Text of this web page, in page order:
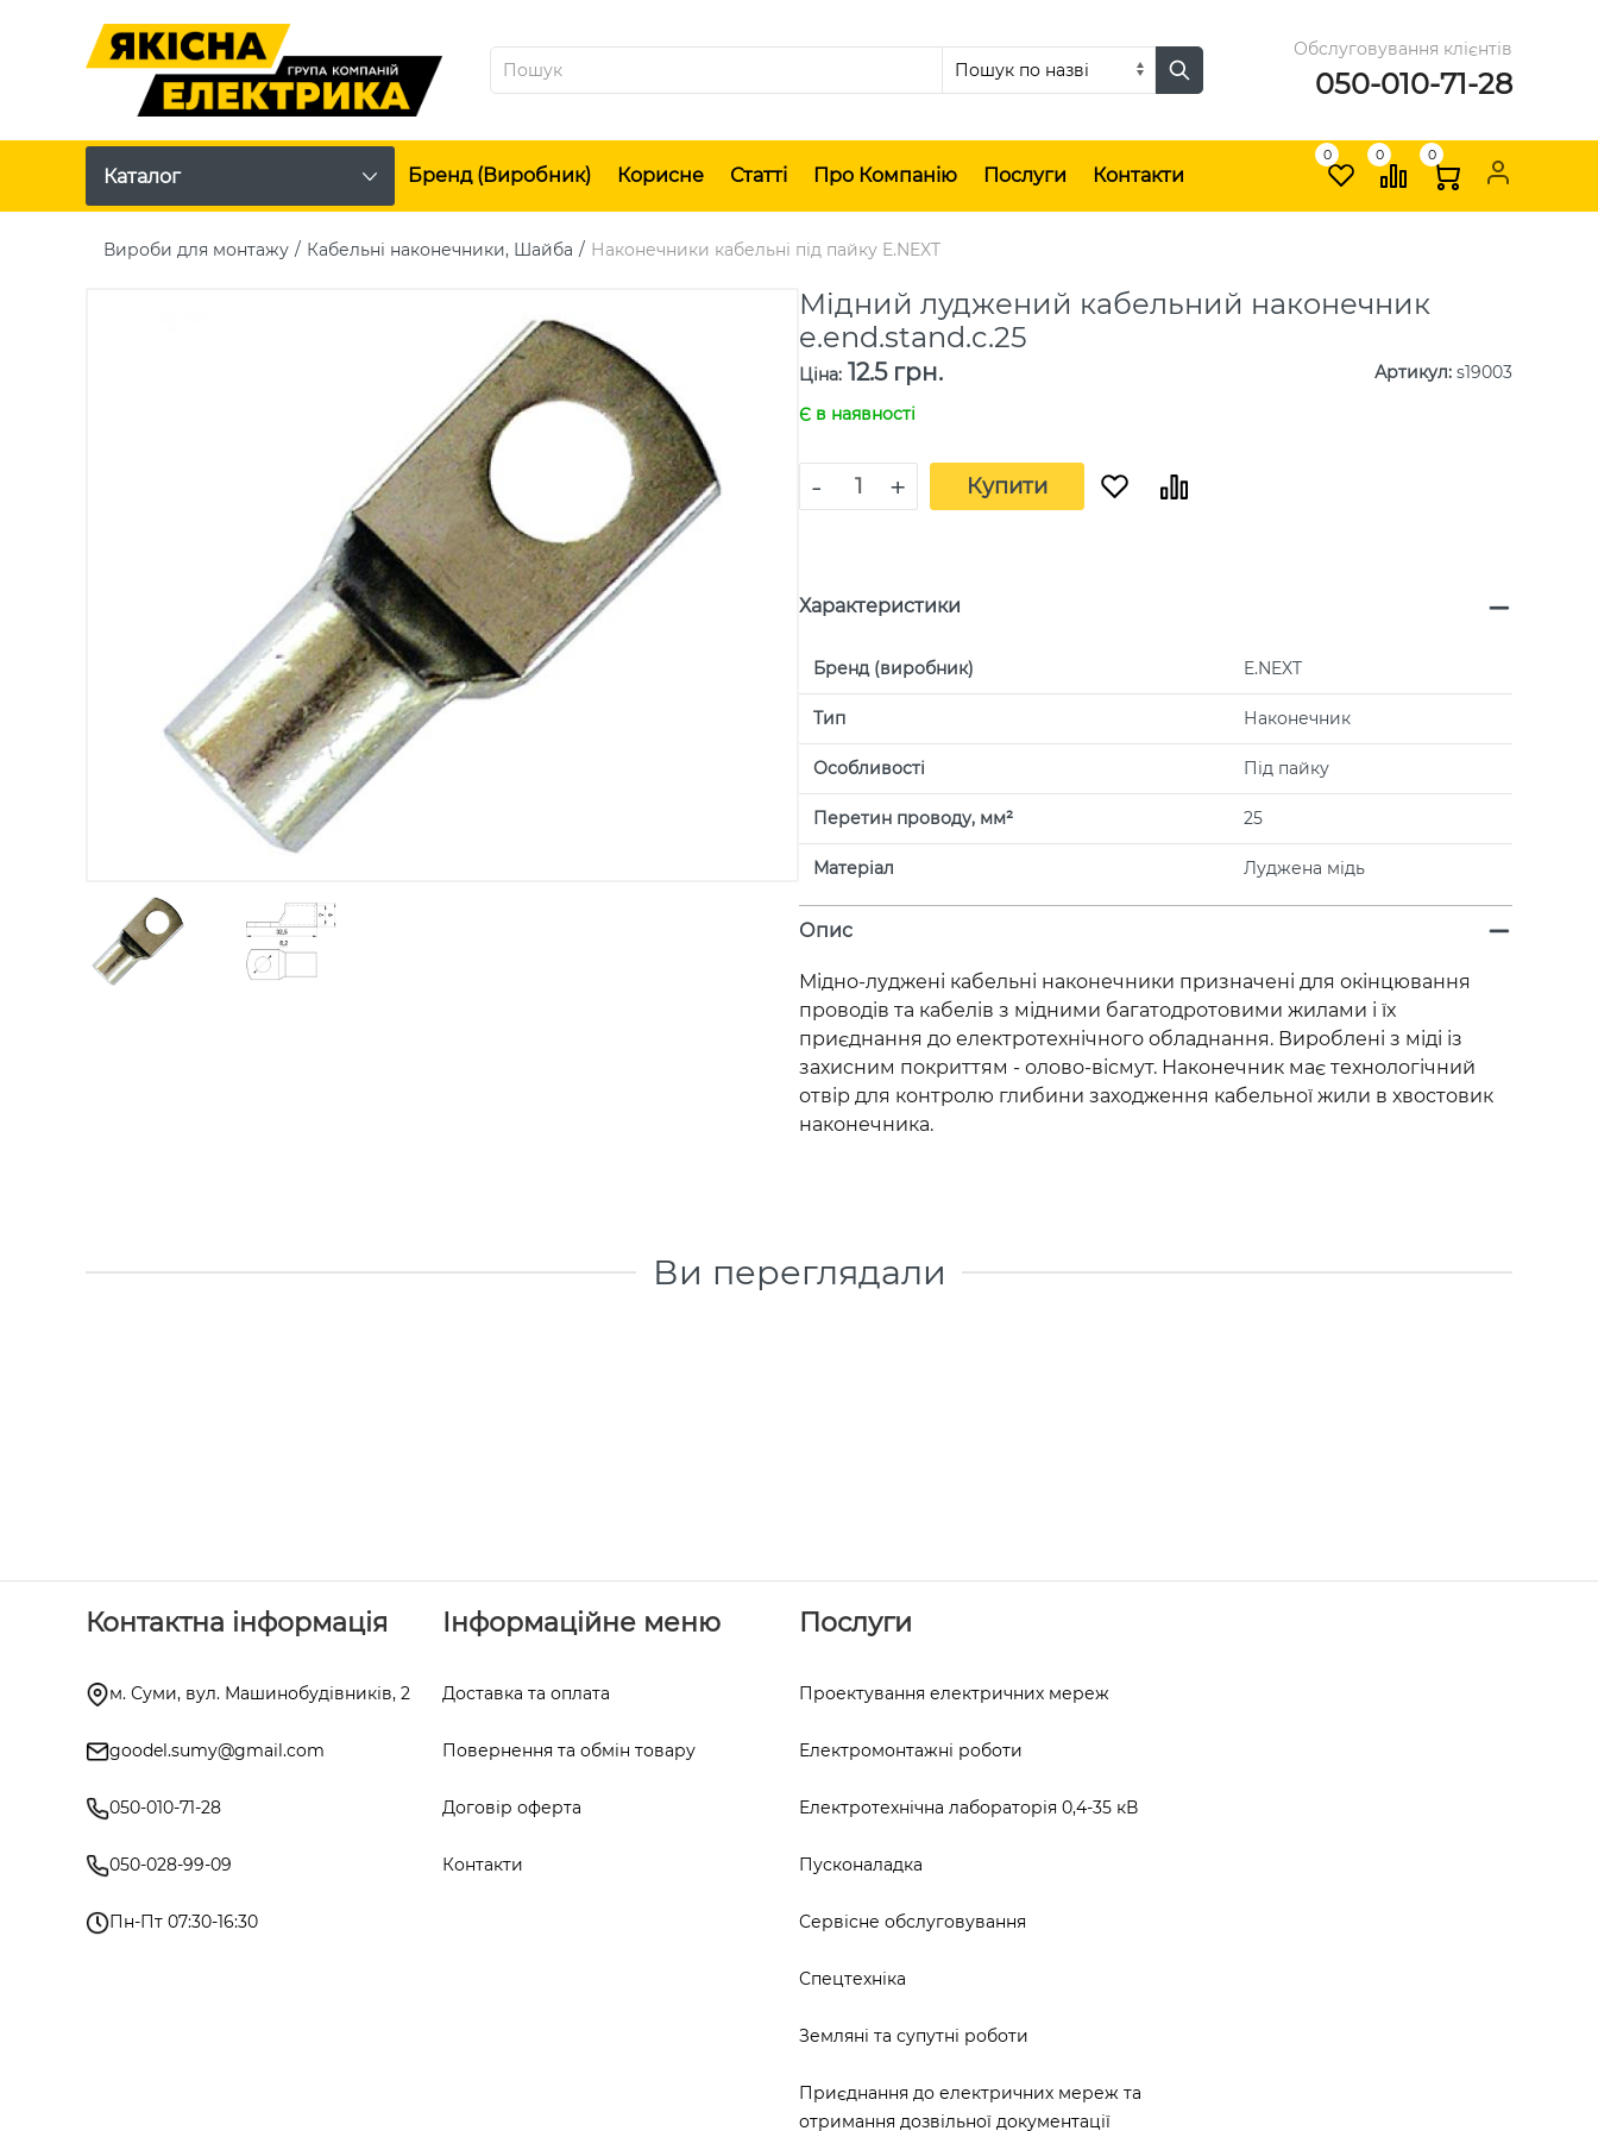
Обслуговування клієнтів
050-010-71-28
Каталог Бренд (виробник) Корисне Статті Про Компанію Послуги Контакти
0 0 0
Вироби для монтажу Кабельні наконечники, Шайба Наконечники кабельні під пайку E.NEXT
Мідний луджений кабельний наконечник
e.end.stand.c.25
Ціна: 12.5 грн. Артикул: s19003
Є в наявності
- + Купити
Характеристики
Бренд (виробник) E.NEXT
Тип Наконечник
Особливості Під пайку
Перетин проводу, мм² 25
Матеріал Луджена мідь
Опис
Мідно-луджені кабельні наконечники призначені для окінцювання
проводів та кабелів з мідними багатодротовими жилами і їх
приєднання до електротехнічного обладнання. Вироблені з міді із
захисним покриттям - олово-вісмут. Наконечник має технологічний
отвір для контролю глибини заходження кабельної жили в хвостовик
наконечника.
Ви переглядали
Контактна інформація
м. Суми, вул. Машинобудівників, 2
goodel.sumy@gmail.com
050-010-71-28
050-028-99-09
Пн-Пт 07:30-16:30
Інформаційне меню
Доставка та оплата
Повернення та обмін товару
Договір оферта
Контакти
Послуги
Проектування електричних мереж
Електромонтажні роботи
Електротехнічна лабораторія 0,4-35 кВ
Пусконаладка
Сервісне обслуговування
Спецтехніка
Земляні та супутні роботи
Приєднання до електричних мереж та
отримання дозвільної документації